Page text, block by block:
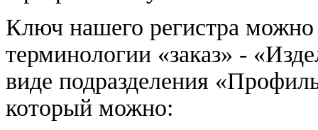
Ключ нашего регистра можно
терминологии «заказ» -
виде подразделения
который можно: